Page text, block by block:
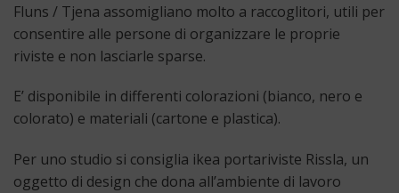
Fluns / Tjena assomigliano molto a raccoglitori, utili per
consentire alle persone di organizzare le proprie
riviste e non lasciarle sparse.
E’ disponibile in differenti colorazioni (bianco, nero e
colorato) e materiali (cartone e plastica).
Per uno studio si consiglia ikea portariviste Rissla, un
oggetto di design che dona all’ambiente di lavoro